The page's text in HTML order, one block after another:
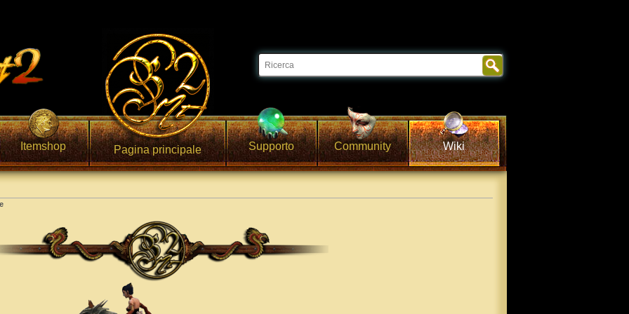
Itemshop Pagina principale Supporto Community Wiki